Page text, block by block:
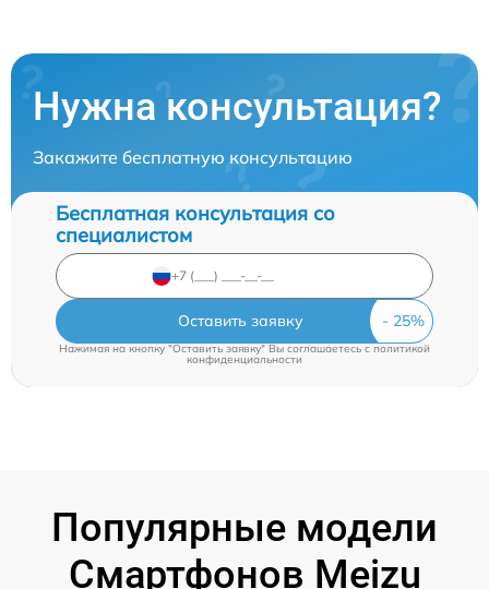
Нужна консультация?
Закажите бесплатную консультацию
Бесплатная консультация со
специалистом
Оставить заявку
Нажимая на кнопку "Оставить заявку" Вы соглашаетесь cполитикой
конфиденциальности
Популярные модели
Смартфонов Meizu